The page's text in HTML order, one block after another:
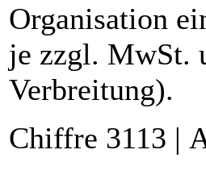
Organisation
je zzgl. MwSt.
Verbreitung).
Chiffre 3113 |